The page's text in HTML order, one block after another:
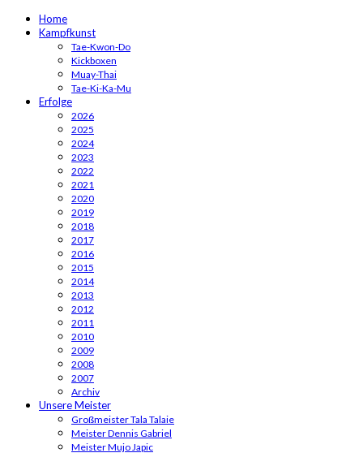
Home
Kampfkunst
Tae-Kwon-Do
Kickboxen
Muay-Thai
Tae-Ki-Ka-Mu
Erfolge
2026
2025
2024
2023
2022
2021
2020
2019
2018
2017
2016
2015
2014
2013
2012
2011
2010
2009
2008
2007
Archiv
Unsere Meister
Großmeister Tala Talaie
Meister Dennis Gabriel
Meister Mujo Japic